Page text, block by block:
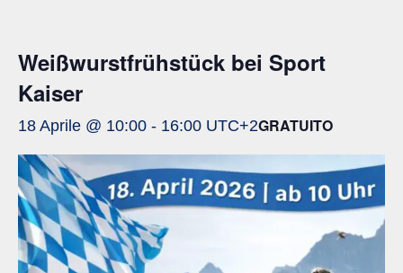
Weißwurstfrühstück bei Sport
Kaiser
18 Aprile @ 10:00 - 16:00 UTC+2GRATUITO